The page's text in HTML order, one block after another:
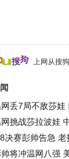
上网从搜
丢7局不敌莎娃
挑战莎拉波娃
决赛彭帅告急
将冲温网八强